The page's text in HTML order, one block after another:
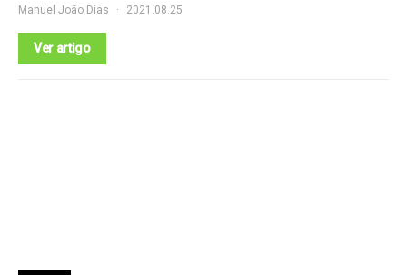
Manuel João Dias 2021.08.25
Ver artigo